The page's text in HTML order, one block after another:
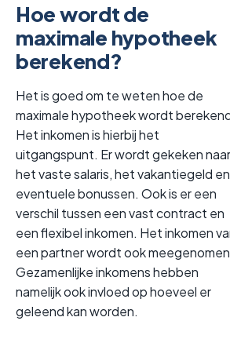
Hoe wordt de
maximale hypotheek
berekend?
Het is goed om te weten hoe de
maximale hypotheek wordt
Het inkomen is hierbij het
uitgangspunt. Er wordt gekeken naar
het vaste salaris, het vakantiegeld en
eventuele bonussen. Ook is er een
verschil tussen een vast contract en
een flexibel inkomen. Het inkomen
een partner wordt ook
Gezamenlijke inkomens hebben
namelijk ook invloed op hoeveel er
geleend kan worden.